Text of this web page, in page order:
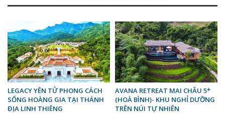
LEGACY YÊN TỬ PHONG CÁCH
SỐNG HOÀNG GIA TẠI THÁNH
ĐỊA LINH THIÊNG
AVANA RETREAT MAI CHÂU 5*
(HOÀ BÌNH)- KHU NGHỈ DƯỠNG
TRÊN NÚI TỰ NHIÊN